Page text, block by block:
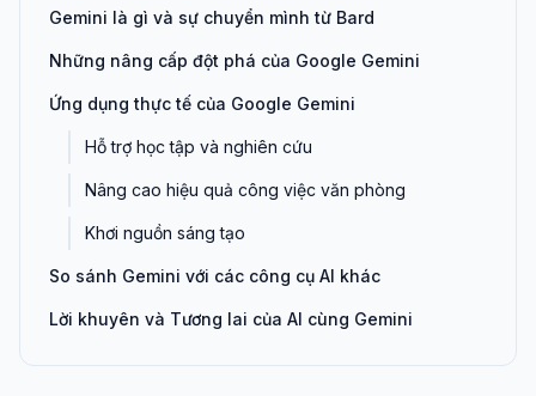
Gemini là gì và sự chuyển mình từ Bard
Những nâng cấp đột phá của Google Gemini
Ứng dụng thực tế của Google Gemini
Hỗ trợ học tập và nghiên cứu
Nâng cao hiệu quả công việc văn phòng
Khơi nguồn sáng tạo
So sánh Gemini với các công cụ AI khác
Lời khuyên và Tương lai của AI cùng Gemini